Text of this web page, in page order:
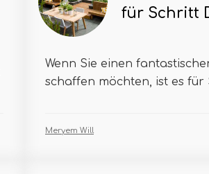
für Schritt
Wenn Sie einen
schaffen möchten, ist es für
Meryem Will